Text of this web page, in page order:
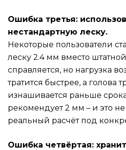
Ошибка третья:
нестандартную леску.
Некоторые пользователи
леску 2.4 мм вместо
справляется, но нагрузка
тратится быстрее, а голова
изнашивается раньше
рекомендует 2 мм – и это
реальный расчёт под
Ошибка четвёртая: